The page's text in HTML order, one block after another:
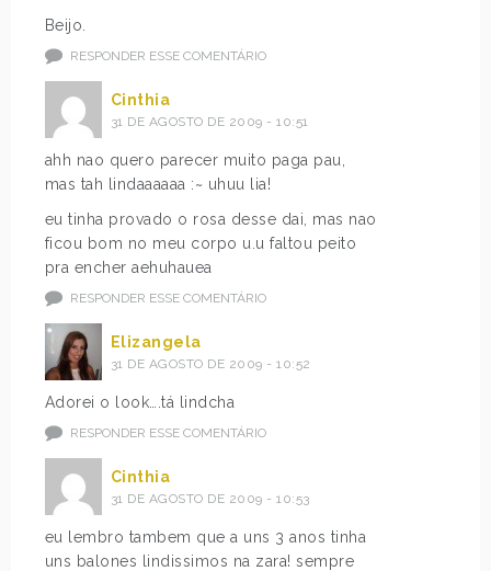
Beijo.
RESPONDER ESSE COMENTÁRIO
Cinthia
31 DE AGOSTO DE 2009 - 10:51
ahh nao quero parecer muito paga pau,
mas tah lindaaaaaa :~ uhuu lia!
eu tinha provado o rosa desse dai, mas nao
ficou bom no meu corpo u.u faltou peito
pra encher aehuhauea
RESPONDER ESSE COMENTÁRIO
Elizangela
31 DE AGOSTO DE 2009 - 10:52
Adorei o look….tá lindcha
RESPONDER ESSE COMENTÁRIO
Cinthia
31 DE AGOSTO DE 2009 - 10:53
eu lembro tambem que a uns 3 anos tinha
uns balones lindissimos na zara! sempre